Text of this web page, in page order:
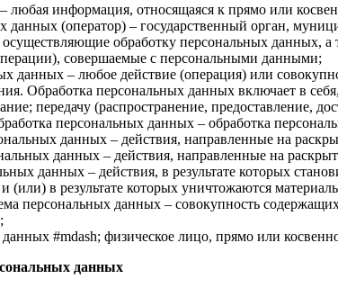
любая информация, относящаяся к прямо или
данных (оператор) – государственный орган,
обработку персональных данных,
совершаемые с персональными данными;
данных – любое действие (операция) или
Обработка персональных данных включает в
передачу (распространение, предоставление,
персональных данных – обработка
данных – действия, направленные на
данных – действия, направленные на
данных – действия, в результате которых
(или) в результате которых уничтожаются
персональных данных – совокупность
#mdash; физическое лицо, прямо или
данных